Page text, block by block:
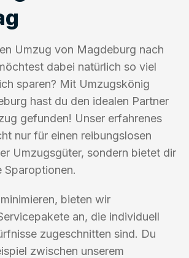
Umzug von Magdeburg nach
dabei natürlich so viel
sparen? Mit Umzugskönig
hast du den idealen Partner
gefunden! Unser erfahrenes
nur für einen reibungslosen
Umzugsgüter, sondern bietet dir
Sparoptionen.
bieten wir
an, die individuell
zugeschnitten sind. Du
zwischen unserem